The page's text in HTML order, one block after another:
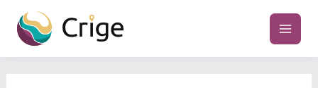
contenu
main